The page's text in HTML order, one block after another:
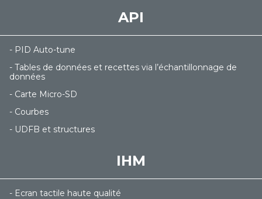
API
- PID Auto-tune
- Tables de données et recettes via l’échantillonnage de
données
- Carte Micro-SD
- Courbes
- UDFB et structures
IHM
- Ecran tactile haute qualité